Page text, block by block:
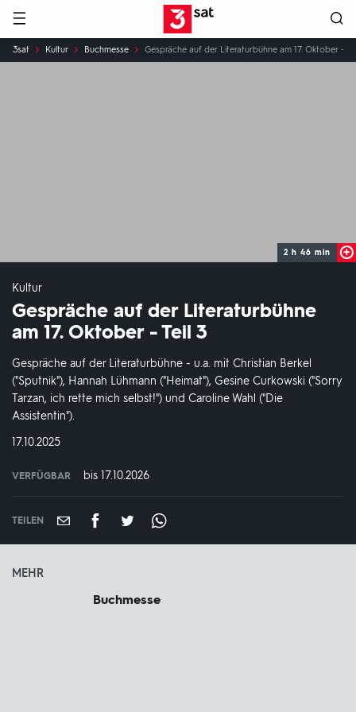
Hauptnavigation 3SAT
Sie
sind
3sat Kultur Buchmesse Gespräche auf der Literaturbühne am 17. Oktober -
2 h 46 min
Kultur
Gespräche auf der Literaturbühne
am 17. Oktober - Teil 3
Gespräche auf der Literaturbühne - u.a. mit Christian Berkel
("Sputnik"), Hannah Lühmann ("Heimat"), Gesine Curkowski ("Sorry
Tarzan, ich rette mich selbst!") und Caroline Wahl ("Die
Assistentin").
DATUM:
17.10.2025
VERFÜGBAR bis 17.10.2026
TEILEN
MEHR
Buchmesse